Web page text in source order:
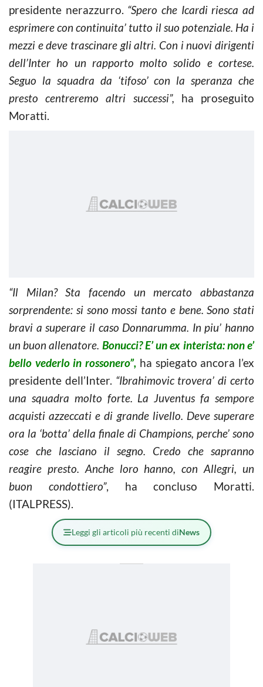
presidente nerazzurro. “Spero che Icardi riesca ad
esprimere con continuita’ tutto il suo potenziale. Ha i
mezzi e deve trascinare gli altri. Con i nuovi dirigenti
dell’Inter ho un rapporto molto solido e cortese.
Seguo la squadra da ‘tifoso’ con la speranza che
presto centreremo altri successi”, ha proseguito
Moratti.
“Il Milan? Sta facendo un mercato abbastanza
sorprendente: si sono mossi tanto e bene. Sono stati
bravi a superare il caso Donnarumma. In piu’ hanno
un buon allenatore. Bonucci? E’ un ex interista: non e’
bello vederlo in rossonero”, ha spiegato ancora l’ex
presidente dell’Inter. “Ibrahimovic trovera’ di certo
una squadra molto forte. La Juventus fa sempore
acquisti azzeccati e di grande livello. Deve superare
ora la ‘botta’ della finale di Champions, perche’ sono
cose che lasciano il segno. Credo che sapranno
reagire presto. Anche loro hanno, con Allegri, un
buon condottiero”, ha concluso Moratti.
(ITALPRESS).
Leggi gli articoli più recenti diNews